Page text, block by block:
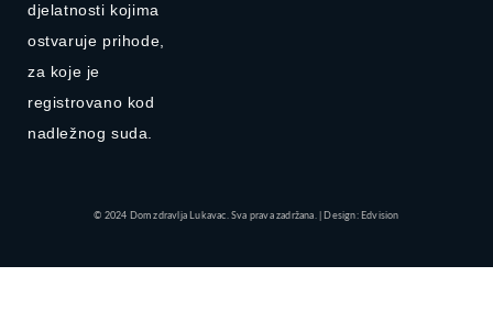
djelatnosti kojima
ostvaruje prihode,
za koje je
registrovano kod
nadležnog suda.
© 2024 Dom zdravlja Lukavac. Sva prava zadržana. | Design: Edvision